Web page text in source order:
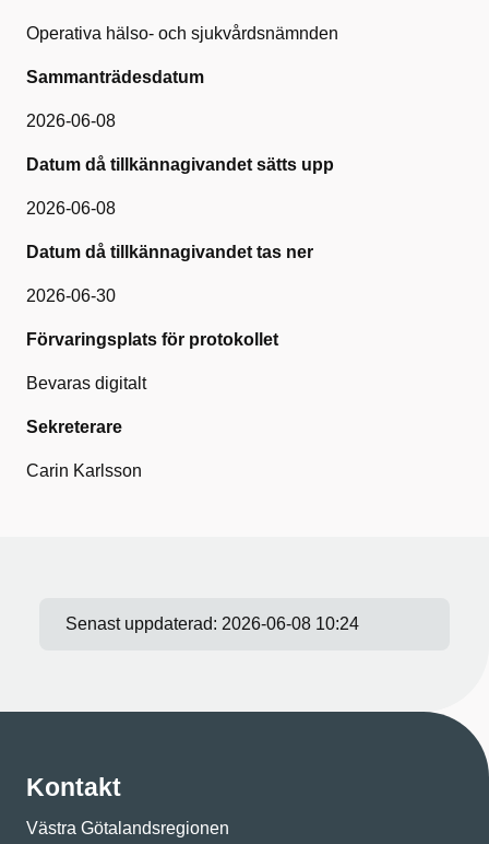
Operativa hälso- och sjukvårdsnämnden
Sammanträdesdatum
2026-06-08
Datum då tillkännagivandet sätts upp
2026-06-08
Datum då tillkännagivandet tas ner
2026-06-30
Förvaringsplats för protokollet
Bevaras digitalt
Sekreterare
Carin Karlsson
Senast uppdaterad: 2026-06-08 10:24
Kontakt
Västra Götalandsregionen